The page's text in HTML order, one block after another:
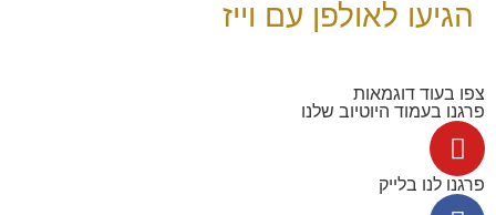
הגיעו לאולפן עם וייז
צפו בעוד דוגמאות
פרגנו בעמוד היוטיוב שלנו
פרגנו לנו בלייק